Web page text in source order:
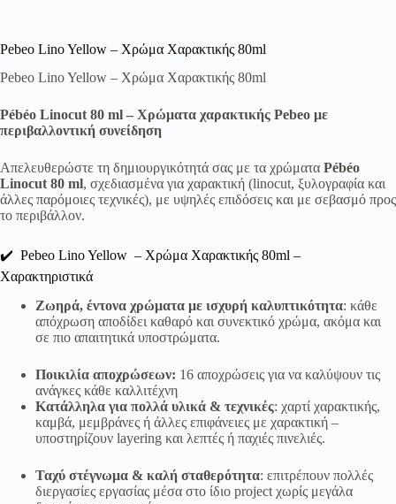
Pebeo Lino Yellow – Χρώμα Χαρακτικής 80ml
Pebeo Lino Yellow – Χρώμα Χαρακτικής 80ml
Pébéo Linocut 80 ml – Χρώματα χαρακτικής Pebeo με
περιβαλλοντική συνείδηση
Απελευθερώστε τη δημιουργικότητά σας με τα χρώματα Pébéo
Linocut 80 ml, σχεδιασμένα για χαρακτική (linocut, ξυλογραφία και
άλλες παρόμοιες τεχνικές), με υψηλές επιδόσεις και με σεβασμό προς
το περιβάλλον.
✔️ Pebeo Lino Yellow – Χρώμα Χαρακτικής 80ml –
Χαρακτηριστικά
Ζωηρά, έντονα χρώματα με ισχυρή καλυπτικότητα: κάθε
απόχρωση αποδίδει καθαρό και συνεκτικό χρώμα, ακόμα και
σε πιο απαιτητικά υποστρώματα.
Ποικιλία αποχρώσεων: 16 αποχρώσεις για να καλύψουν τις
ανάγκες κάθε καλλιτέχνη
Κατάλληλα για πολλά υλικά & τεχνικές: χαρτί χαρακτικής,
καμβά, μεμβράνες ή άλλες επιφάνειες με χαρακτική –
υποστηρίζουν layering και λεπτές ή παχιές πινελιές.
Ταχύ στέγνωμα & καλή σταθερότητα: επιτρέπουν πολλές
διεργασίες εργασίας μέσα στο ίδιο project χωρίς μεγάλα